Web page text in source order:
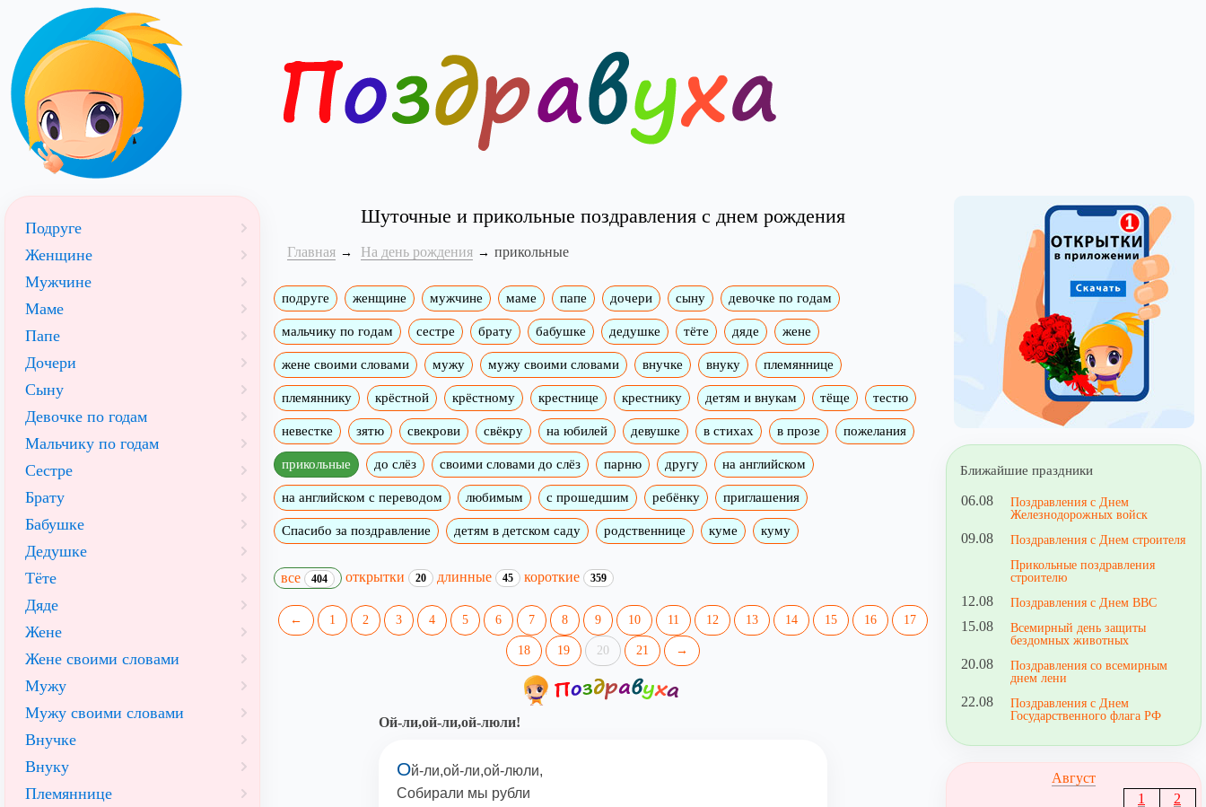
Шуточные и прикольные поздравления с днем рождения
Главная На день рождения прикольные
подруге женщине мужчине маме папе дочери сыну девочке по годам
мальчику по годам сестре брату бабушке дедушке тёте дяде жене
жене своими словами мужу мужу своими словами внучке внуку племяннице
племяннику крёстной крёстному крестнице крестнику детям и внукам тёще тестю
невестке зятю свекрови свёкру на юбилей девушке в стихах в прозе пожелания
прикольные до слёз своими словами до слёз парню другу на английском
на английском с переводом любимым с прошедшим ребёнку приглашения
Спасибо за поздравление детям в детском саду родственнице куме куму
все 404 открытки 20 длинные 45 короткие 359
← 1 2 3 4 5 6 7 8 9 10 11 12 13 14 15 16 17
18 19 20 21 →
Ой-ли,ой-ли,ой-люли!
Ой-ли,ой-ли,ой-люли,
Собирали мы рубли
Подруге
Женщине
Мужчине
Маме
Папе
Дочери
Сыну
Девочке по годам
Мальчику по годам
Сестре
Брату
Бабушке
Дедушке
Тёте
Дяде
Жене
Жене своими словами
Мужу
Мужу своими словами
Внучке
Внуку
Племяннице
Ближайшие праздники
06.08
Поздравления с Днем
Железнодорожных войск
09.08
Поздравления с Днем строителя
Прикольные поздравления
строителю
12.08 Поздравления с Днем ВВС
15.08
Всемирный день защиты
бездомных животных
20.08
Поздравления со всемирным
днем лени
22.08
Поздравления с Днем
Государственного флага РФ
Август
1
2